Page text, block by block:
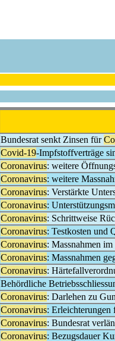
Bundesrat senkt Zinsen für
Covid-19-Impfstoffverträge
Coronavirus: weitere
Coronavirus: weitere
Coronavirus: Verstärkte
Coronavirus:
Coronavirus: Schrittweise
Coronavirus: Testkosten und
Coronavirus: Massnahmen
Coronavirus: Massnahmen
Coronavirus:
Behördliche
Coronavirus: Darlehen zu
Coronavirus: Erleichterungen
Coronavirus: Bundesrat
Coronavirus: Bezugsdauer